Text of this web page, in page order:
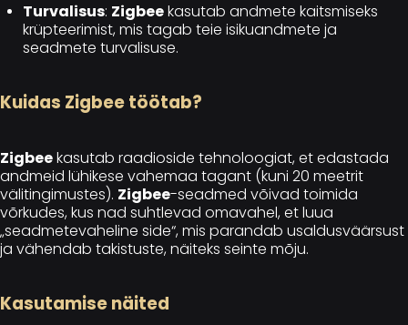
Turvalisus: Zigbeekasutab andmete kaitsmiseks
krüpteerimist, mis tagab teie isikuandmete ja
seadmete turvalisuse.
Kuidas Zigbee töötab?
Zigbeekasutab raadioside tehnoloogiat, et edastada
andmeid lühikese vahemaa tagant (kuni 20 meetrit
välitingimustes). Zigbee-seadmed võivad toimida
võrkudes, kus nad suhtlevad omavahel, et luua
„seadmetevaheline side“, mis parandab usaldusväärsust
ja vähendab takistuste, näiteks seinte mõju.
Kasutamise näited